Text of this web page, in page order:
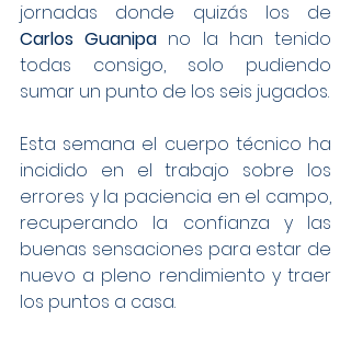
Carlos Guanipa no la han tenido
todas consigo, solo pudiendo
sumar un punto de los seis jugados.
Esta semana el cuerpo técnico ha
incidido en el trabajo sobre los
errores y la paciencia en el campo,
recuperando la confianza y las
buenas sensaciones para estar de
nuevo a pleno rendimiento y traer
los puntos a casa.